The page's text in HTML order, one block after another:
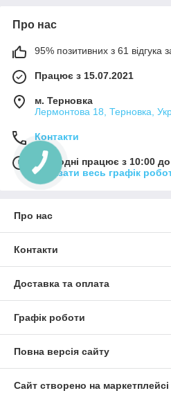
Про нас
95% позитивних з 61 відгука
Працює з 15.07.2021
м. Терновка
Лермонтова 18, Терновка,
Контакти
Сьогодні працює з 10:00
Показати весь графік
Про нас
Контакти
Доставка та оплата
Графік роботи
Повна версія сайту
Сайт створено на маркетплейсі